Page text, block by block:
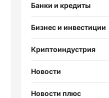
Банки и кредиты
Бизнес и инвестиции
Криптоиндустрия
Новости
Новости плюс